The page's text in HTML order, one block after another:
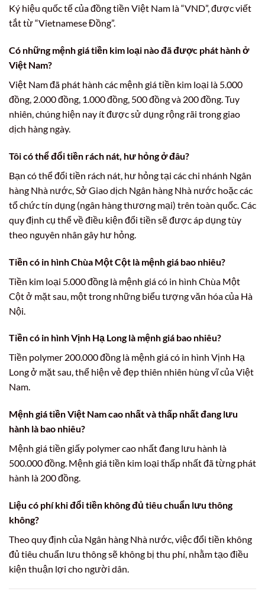
Ký hiệu quốc tế của đồng tiền Việt Nam là “VND”, được viết
tắt từ “Vietnamese Đồng”.
Có những mệnh giá tiền kim loại nào đã được phát hành ở
Việt Nam?
Việt Nam đã phát hành các mệnh giá tiền kim loại là 5.000
đồng, 2.000 đồng, 1.000 đồng, 500 đồng và 200 đồng. Tuy
nhiên, chúng hiện nay ít được sử dụng rộng rãi trong giao
dịch hàng ngày.
Tôi có thể đổi tiền rách nát, hư hỏng ở đâu?
Bạn có thể đổi tiền rách nát, hư hỏng tại các chi nhánh Ngân
hàng Nhà nước, Sở Giao dịch Ngân hàng Nhà nước hoặc các
tổ chức tín dụng (ngân hàng thương mại) trên toàn quốc. Các
quy định cụ thể về điều kiện đổi tiền sẽ được áp dụng tùy
theo nguyên nhân gây hư hỏng.
Tiền có in hình Chùa Một Cột là mệnh giá bao nhiêu?
Tiền kim loại 5.000 đồng là mệnh giá có in hình Chùa Một
Cột ở mặt sau, một trong những biểu tượng văn hóa của Hà
Nội.
Tiền có in hình Vịnh Hạ Long là mệnh giá bao nhiêu?
Tiền polymer 200.000 đồng là mệnh giá có in hình Vịnh Hạ
Long ở mặt sau, thể hiện vẻ đẹp thiên nhiên hùng vĩ của Việt
Nam.
Mệnh giá tiền Việt Nam cao nhất và thấp nhất đang lưu
hành là bao nhiêu?
Mệnh giá tiền giấy polymer cao nhất đang lưu hành là
500.000 đồng. Mệnh giá tiền kim loại thấp nhất đã từng phát
hành là 200 đồng.
Liệu có phí khi đổi tiền không đủ tiêu chuẩn lưu thông
không?
Theo quy định của Ngân hàng Nhà nước, việc đổi tiền không
đủ tiêu chuẩn lưu thông sẽ không bị thu phí, nhằm tạo điều
kiện thuận lợi cho người dân.